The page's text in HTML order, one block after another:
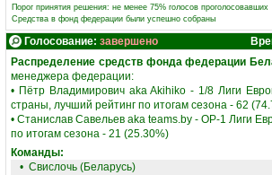
Порог принятия решения: не менее 75% голосов проголосовавших
Средства в фонд федерации были успешно собраны
Голосование: завершено
Распределение средств фонда федерации
менеджера федерации:
• Пётр Владимирович aka Akihiko - 1/8 Лиги
страны, лучший рейтинг по итогам сезона - 62
• Станислав Савельев aka teams.by - ОР-1 Лиги
по итогам сезона - 21 (25.30%)
Команды:
• Свислочь (Беларусь)